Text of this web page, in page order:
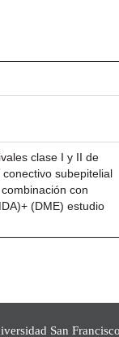
clase I y II de
subepitelial
con
(DME) estudio
San